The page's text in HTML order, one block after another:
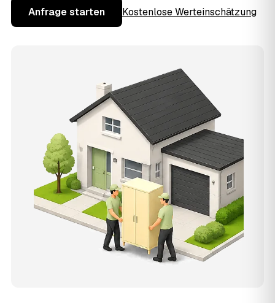
Anfrage starten Kostenlose Werteinschätzung